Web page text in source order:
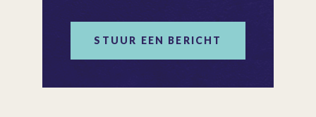
STUUR EEN BERICHT